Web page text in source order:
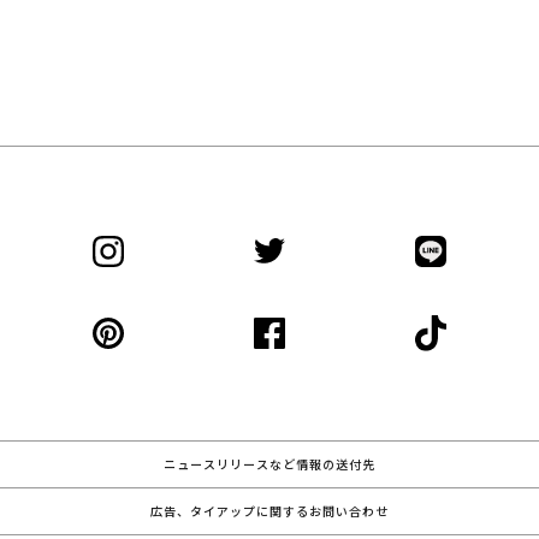
ニュースリリースなど情報の送付先
広告、タイアップに関するお問い合わせ